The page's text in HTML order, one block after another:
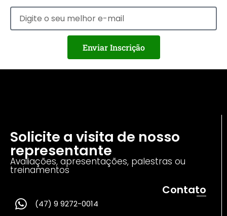
Enviar Inscrição
Solicite a visita de nosso
representante
Avaliações, apresentações, palestras ou
treinamentos
Contato
(47) 9 9272-0014